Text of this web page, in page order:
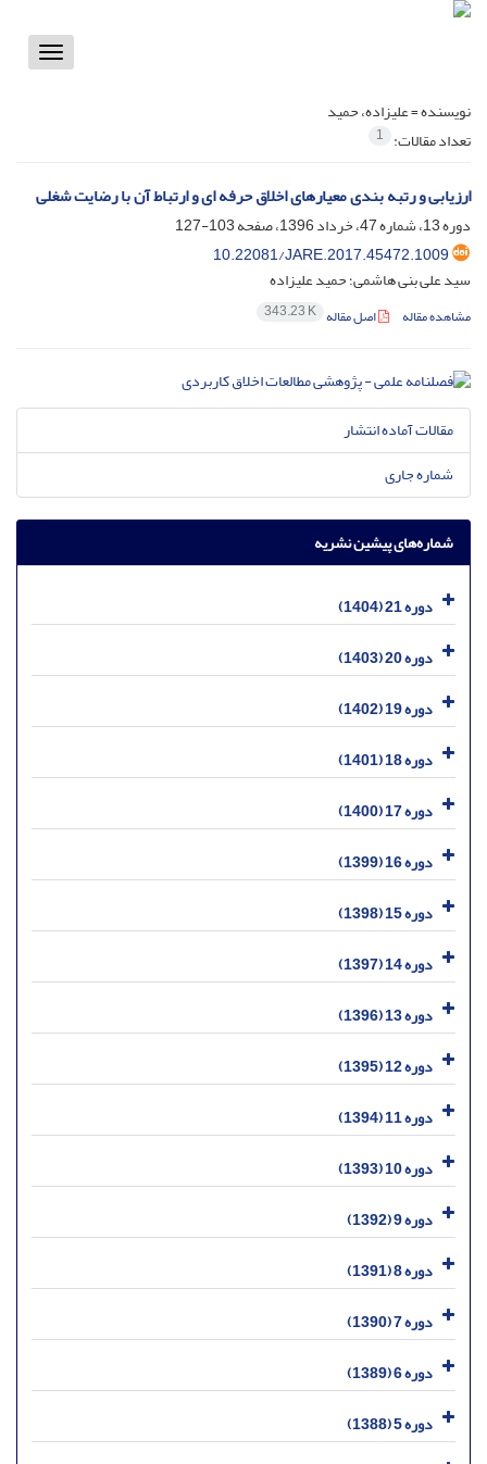
Toggle
نویسنده =علیزاده، حمید
تعداد مقالات: 1
ارزیابی و رتبه بندی معیارهای اخلاق حرفه ای و ارتباط آن با رضایت شغلی
دوره 13، شماره 47، خرداد 1396، صفحه
103-127
10.22081/JARE.2017.45472.1009
سید علی بنی هاشمی؛ حمید علیزاده
مشاهده مقاله اصل مقاله 343.23 K
مقالات آماده انتشار
شماره جاری
شماره‌های پیشین نشریه
دوره 21 (1404)
دوره 20 (1403)
دوره 19 (1402)
دوره 18 (1401)
دوره 17 (1400)
دوره 16 (1399)
دوره 15 (1398)
دوره 14 (1397)
دوره 13 (1396)
دوره 12 (1395)
دوره 11 (1394)
دوره 10 (1393)
دوره 9 (1392)
دوره 8 (1391)
دوره 7 (1390)
دوره 6 (1389)
دوره 5 (1388)